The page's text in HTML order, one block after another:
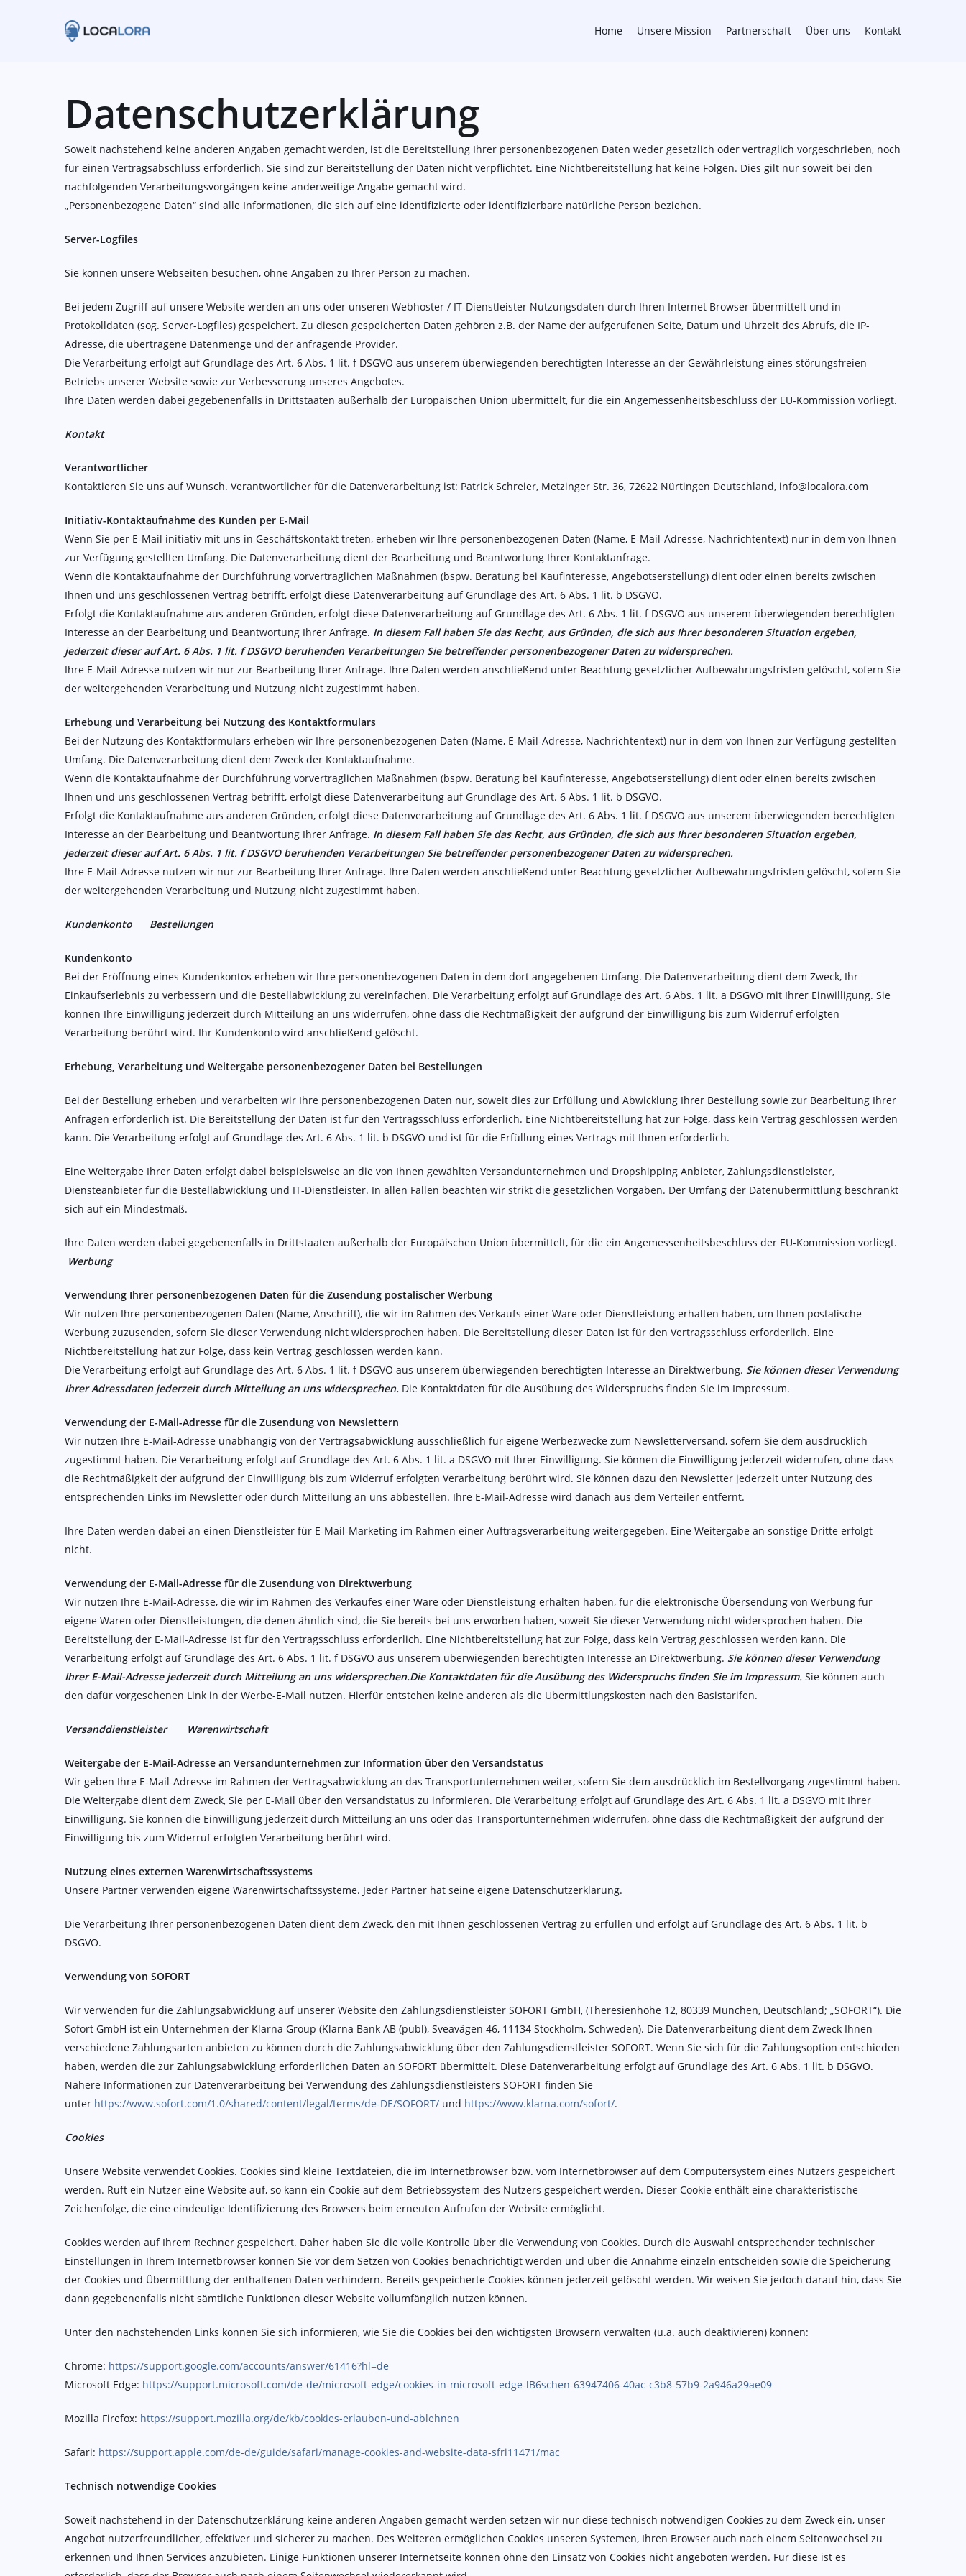
Home Unsere Mission Partnerschaft Über uns Kontakt
Datenschutzerklärung
Soweit nachstehend keine anderen Angaben gemacht werden, ist die Bereitstellung Ihrer personenbezogenen Daten weder gesetzlich oder vertraglich vorgeschrieben, noch
für einen Vertragsabschluss erforderlich. Sie sind zur Bereitstellung der Daten nicht verpflichtet. Eine Nichtbereitstellung hat keine Folgen. Dies gilt nur soweit bei den
nachfolgenden Verarbeitungsvorgängen keine anderweitige Angabe gemacht wird.
„Personenbezogene Daten“ sind alle Informationen, die sich auf eine identifizierte oder identifizierbare natürliche Person beziehen.
Server-Logfiles
Sie können unsere Webseiten besuchen, ohne Angaben zu Ihrer Person zu machen.
Bei jedem Zugriff auf unsere Website werden an uns oder unseren Webhoster / IT-Dienstleister Nutzungsdaten durch Ihren Internet Browser übermittelt und in
Protokolldaten (sog. Server-Logfiles) gespeichert. Zu diesen gespeicherten Daten gehören z.B. der Name der aufgerufenen Seite, Datum und Uhrzeit des Abrufs, die IP-
Adresse, die übertragene Datenmenge und der anfragende Provider.
Die Verarbeitung erfolgt auf Grundlage des Art. 6 Abs. 1 lit. f DSGVO aus unserem überwiegenden berechtigten Interesse an der Gewährleistung eines störungsfreien
Betriebs unserer Website sowie zur Verbesserung unseres Angebotes.
Ihre Daten werden dabei gegebenenfalls in Drittstaaten außerhalb der Europäischen Union übermittelt, für die ein Angemessenheitsbeschluss der EU-Kommission vorliegt.
Kontakt
Verantwortlicher
Kontaktieren Sie uns auf Wunsch. Verantwortlicher für die Datenverarbeitung ist: Patrick Schreier, Metzinger Str. 36, 72622 Nürtingen Deutschland, info@localora.com
Initiativ-Kontaktaufnahme des Kunden per E-Mail
Wenn Sie per E-Mail initiativ mit uns in Geschäftskontakt treten, erheben wir Ihre personenbezogenen Daten (Name, E-Mail-Adresse, Nachrichtentext) nur in dem von Ihnen
zur Verfügung gestellten Umfang. Die Datenverarbeitung dient der Bearbeitung und Beantwortung Ihrer Kontaktanfrage.
Wenn die Kontaktaufnahme der Durchführung vorvertraglichen Maßnahmen (bspw. Beratung bei Kaufinteresse, Angebotserstellung) dient oder einen bereits zwischen
Ihnen und uns geschlossenen Vertrag betrifft, erfolgt diese Datenverarbeitung auf Grundlage des Art. 6 Abs. 1 lit. b DSGVO.
Erfolgt die Kontaktaufnahme aus anderen Gründen, erfolgt diese Datenverarbeitung auf Grundlage des Art. 6 Abs. 1 lit. f DSGVO aus unserem überwiegenden berechtigten
Interesse an der Bearbeitung und Beantwortung Ihrer Anfrage. In diesem Fall haben Sie das Recht, aus Gründen, die sich aus Ihrer besonderen Situation ergeben,
jederzeit dieser auf Art. 6 Abs. 1 lit. f DSGVO beruhenden Verarbeitungen Sie betreffender personenbezogener Daten zu widersprechen.
Ihre E-Mail-Adresse nutzen wir nur zur Bearbeitung Ihrer Anfrage. Ihre Daten werden anschließend unter Beachtung gesetzlicher Aufbewahrungsfristen gelöscht, sofern Sie
der weitergehenden Verarbeitung und Nutzung nicht zugestimmt haben.
Erhebung und Verarbeitung bei Nutzung des Kontaktformulars
Bei der Nutzung des Kontaktformulars erheben wir Ihre personenbezogenen Daten (Name, E-Mail-Adresse, Nachrichtentext) nur in dem von Ihnen zur Verfügung gestellten
Umfang. Die Datenverarbeitung dient dem Zweck der Kontaktaufnahme.
Wenn die Kontaktaufnahme der Durchführung vorvertraglichen Maßnahmen (bspw. Beratung bei Kaufinteresse, Angebotserstellung) dient oder einen bereits zwischen
Ihnen und uns geschlossenen Vertrag betrifft, erfolgt diese Datenverarbeitung auf Grundlage des Art. 6 Abs. 1 lit. b DSGVO.
Erfolgt die Kontaktaufnahme aus anderen Gründen, erfolgt diese Datenverarbeitung auf Grundlage des Art. 6 Abs. 1 lit. f DSGVO aus unserem überwiegenden berechtigten
Interesse an der Bearbeitung und Beantwortung Ihrer Anfrage. In diesem Fall haben Sie das Recht, aus Gründen, die sich aus Ihrer besonderen Situation ergeben,
jederzeit dieser auf Art. 6 Abs. 1 lit. f DSGVO beruhenden Verarbeitungen Sie betreffender personenbezogener Daten zu widersprechen.
Ihre E-Mail-Adresse nutzen wir nur zur Bearbeitung Ihrer Anfrage. Ihre Daten werden anschließend unter Beachtung gesetzlicher Aufbewahrungsfristen gelöscht, sofern Sie
der weitergehenden Verarbeitung und Nutzung nicht zugestimmt haben.
Kundenkonto Bestellungen
Kundenkonto
Bei der Eröffnung eines Kundenkontos erheben wir Ihre personenbezogenen Daten in dem dort angegebenen Umfang. Die Datenverarbeitung dient dem Zweck, Ihr
Einkaufserlebnis zu verbessern und die Bestellabwicklung zu vereinfachen. Die Verarbeitung erfolgt auf Grundlage des Art. 6 Abs. 1 lit. a DSGVO mit Ihrer Einwilligung. Sie
können Ihre Einwilligung jederzeit durch Mitteilung an uns widerrufen, ohne dass die Rechtmäßigkeit der aufgrund der Einwilligung bis zum Widerruf erfolgten
Verarbeitung berührt wird. Ihr Kundenkonto wird anschließend gelöscht.
Erhebung, Verarbeitung und Weitergabe personenbezogener Daten bei Bestellungen
Bei der Bestellung erheben und verarbeiten wir Ihre personenbezogenen Daten nur, soweit dies zur Erfüllung und Abwicklung Ihrer Bestellung sowie zur Bearbeitung Ihrer
Anfragen erforderlich ist. Die Bereitstellung der Daten ist für den Vertragsschluss erforderlich. Eine Nichtbereitstellung hat zur Folge, dass kein Vertrag geschlossen werden
kann. Die Verarbeitung erfolgt auf Grundlage des Art. 6 Abs. 1 lit. b DSGVO und ist für die Erfüllung eines Vertrags mit Ihnen erforderlich.
Eine Weitergabe Ihrer Daten erfolgt dabei beispielsweise an die von Ihnen gewählten Versandunternehmen und Dropshipping Anbieter, Zahlungsdienstleister,
Diensteanbieter für die Bestellabwicklung und IT-Dienstleister. In allen Fällen beachten wir strikt die gesetzlichen Vorgaben. Der Umfang der Datenübermittlung beschränkt
sich auf ein Mindestmaß.
Ihre Daten werden dabei gegebenenfalls in Drittstaaten außerhalb der Europäischen Union übermittelt, für die ein Angemessenheitsbeschluss der EU-Kommission vorliegt.
Werbung
Verwendung Ihrer personenbezogenen Daten für die Zusendung postalischer Werbung
Wir nutzen Ihre personenbezogenen Daten (Name, Anschrift), die wir im Rahmen des Verkaufs einer Ware oder Dienstleistung erhalten haben, um Ihnen postalische
Werbung zuzusenden, sofern Sie dieser Verwendung nicht widersprochen haben. Die Bereitstellung dieser Daten ist für den Vertragsschluss erforderlich. Eine
Nichtbereitstellung hat zur Folge, dass kein Vertrag geschlossen werden kann.
Die Verarbeitung erfolgt auf Grundlage des Art. 6 Abs. 1 lit. f DSGVO aus unserem überwiegenden berechtigten Interesse an Direktwerbung. Sie können dieser Verwendung
Ihrer Adressdaten jederzeit durch Mitteilung an uns widersprechen. Die Kontaktdaten für die Ausübung des Widerspruchs finden Sie im Impressum.
Verwendung der E-Mail-Adresse für die Zusendung von Newslettern
Wir nutzen Ihre E-Mail-Adresse unabhängig von der Vertragsabwicklung ausschließlich für eigene Werbezwecke zum Newsletterversand, sofern Sie dem ausdrücklich
zugestimmt haben. Die Verarbeitung erfolgt auf Grundlage des Art. 6 Abs. 1 lit. a DSGVO mit Ihrer Einwilligung. Sie können die Einwilligung jederzeit widerrufen, ohne dass
die Rechtmäßigkeit der aufgrund der Einwilligung bis zum Widerruf erfolgten Verarbeitung berührt wird. Sie können dazu den Newsletter jederzeit unter Nutzung des
entsprechenden Links im Newsletter oder durch Mitteilung an uns abbestellen. Ihre E-Mail-Adresse wird danach aus dem Verteiler entfernt.
Ihre Daten werden dabei an einen Dienstleister für E-Mail-Marketing im Rahmen einer Auftragsverarbeitung weitergegeben. Eine Weitergabe an sonstige Dritte erfolgt
nicht.
Verwendung der E-Mail-Adresse für die Zusendung von Direktwerbung
Wir nutzen Ihre E-Mail-Adresse, die wir im Rahmen des Verkaufes einer Ware oder Dienstleistung erhalten haben, für die elektronische Übersendung von Werbung für
eigene Waren oder Dienstleistungen, die denen ähnlich sind, die Sie bereits bei uns erworben haben, soweit Sie dieser Verwendung nicht widersprochen haben. Die
Bereitstellung der E-Mail-Adresse ist für den Vertragsschluss erforderlich. Eine Nichtbereitstellung hat zur Folge, dass kein Vertrag geschlossen werden kann. Die
Verarbeitung erfolgt auf Grundlage des Art. 6 Abs. 1 lit. f DSGVO aus unserem überwiegenden berechtigten Interesse an Direktwerbung. Sie können dieser Verwendung
Ihrer E-Mail-Adresse jederzeit durch Mitteilung an uns widersprechen.Die Kontaktdaten für die Ausübung des Widerspruchs finden Sie im Impressum. Sie können auch
den dafür vorgesehenen Link in der Werbe-E-Mail nutzen. Hierfür entstehen keine anderen als die Übermittlungskosten nach den Basistarifen.
Versanddienstleister Warenwirtschaft
Weitergabe der E-Mail-Adresse an Versandunternehmen zur Information über den Versandstatus
Wir geben Ihre E-Mail-Adresse im Rahmen der Vertragsabwicklung an das Transportunternehmen weiter, sofern Sie dem ausdrücklich im Bestellvorgang zugestimmt haben.
Die Weitergabe dient dem Zweck, Sie per E-Mail über den Versandstatus zu informieren. Die Verarbeitung erfolgt auf Grundlage des Art. 6 Abs. 1 lit. a DSGVO mit Ihrer
Einwilligung. Sie können die Einwilligung jederzeit durch Mitteilung an uns oder das Transportunternehmen widerrufen, ohne dass die Rechtmäßigkeit der aufgrund der
Einwilligung bis zum Widerruf erfolgten Verarbeitung berührt wird.
Nutzung eines externen Warenwirtschaftssystems
Unsere Partner verwenden eigene Warenwirtschaftssysteme. Jeder Partner hat seine eigene Datenschutzerklärung.
Die Verarbeitung Ihrer personenbezogenen Daten dient dem Zweck, den mit Ihnen geschlossenen Vertrag zu erfüllen und erfolgt auf Grundlage des Art. 6 Abs. 1 lit. b
DSGVO.
Verwendung von SOFORT
Wir verwenden für die Zahlungsabwicklung auf unserer Website den Zahlungsdienstleister SOFORT GmbH, (Theresienhöhe 12, 80339 München, Deutschland; „SOFORT“). Die
Sofort GmbH ist ein Unternehmen der Klarna Group (Klarna Bank AB (publ), Sveavägen 46, 11134 Stockholm, Schweden). Die Datenverarbeitung dient dem Zweck Ihnen
verschiedene Zahlungsarten anbieten zu können durch die Zahlungsabwicklung über den Zahlungsdienstleister SOFORT. Wenn Sie sich für die Zahlungsoption entschieden
haben, werden die zur Zahlungsabwicklung erforderlichen Daten an SOFORT übermittelt. Diese Datenverarbeitung erfolgt auf Grundlage des Art. 6 Abs. 1 lit. b DSGVO.
Nähere Informationen zur Datenverarbeitung bei Verwendung des Zahlungsdienstleisters SOFORT finden Sie
unter https://www.sofort.com/1.0/shared/content/legal/terms/de-DE/SOFORT/ und https://www.klarna.com/sofort/.
Cookies
Unsere Website verwendet Cookies. Cookies sind kleine Textdateien, die im Internetbrowser bzw. vom Internetbrowser auf dem Computersystem eines Nutzers gespeichert
werden. Ruft ein Nutzer eine Website auf, so kann ein Cookie auf dem Betriebssystem des Nutzers gespeichert werden. Dieser Cookie enthält eine charakteristische
Zeichenfolge, die eine eindeutige Identifizierung des Browsers beim erneuten Aufrufen der Website ermöglicht.
Cookies werden auf Ihrem Rechner gespeichert. Daher haben Sie die volle Kontrolle über die Verwendung von Cookies. Durch die Auswahl entsprechender technischer
Einstellungen in Ihrem Internetbrowser können Sie vor dem Setzen von Cookies benachrichtigt werden und über die Annahme einzeln entscheiden sowie die Speicherung
der Cookies und Übermittlung der enthaltenen Daten verhindern. Bereits gespeicherte Cookies können jederzeit gelöscht werden. Wir weisen Sie jedoch darauf hin, dass Sie
dann gegebenenfalls nicht sämtliche Funktionen dieser Website vollumfänglich nutzen können.
Unter den nachstehenden Links können Sie sich informieren, wie Sie die Cookies bei den wichtigsten Browsern verwalten (u.a. auch deaktivieren) können:
Chrome: https://support.google.com/accounts/answer/61416?hl=de
Microsoft Edge: https://support.microsoft.com/de-de/microsoft-edge/cookies-in-microsoft-edge-lB6schen-63947406-40ac-c3b8-57b9-2a946a29ae09
Mozilla Firefox: https://support.mozilla.org/de/kb/cookies-erlauben-und-ablehnen
Safari: https://support.apple.com/de-de/guide/safari/manage-cookies-and-website-data-sfri11471/mac
Technisch notwendige Cookies
Soweit nachstehend in der Datenschutzerklärung keine anderen Angaben gemacht werden setzen wir nur diese technisch notwendigen Cookies zu dem Zweck ein, unser
Angebot nutzerfreundlicher, effektiver und sicherer zu machen. Des Weiteren ermöglichen Cookies unseren Systemen, Ihren Browser auch nach einem Seitenwechsel zu
erkennen und Ihnen Services anzubieten. Einige Funktionen unserer Internetseite können ohne den Einsatz von Cookies nicht angeboten werden. Für diese ist es